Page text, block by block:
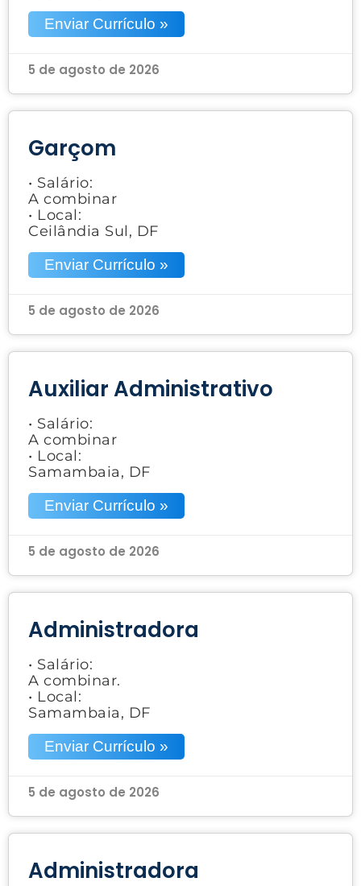
Enviar Currículo »
5 de agosto de 2026
Garçom
• Salário:
A combinar
• Local:
Ceilândia Sul, DF
Enviar Currículo »
5 de agosto de 2026
Auxiliar Administrativo
• Salário:
A combinar
• Local:
Samambaia, DF
Enviar Currículo »
5 de agosto de 2026
Administradora
• Salário:
A combinar.
• Local:
Samambaia, DF
Enviar Currículo »
5 de agosto de 2026
Administradora